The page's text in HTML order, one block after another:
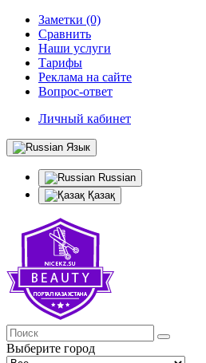
Заметки (0)
Сравнить
Наши услуги
Тарифы
Реклама на сайте
Вопрос-ответ
Личный кабинет
Язык
Russian
Қазақ
Выберите город